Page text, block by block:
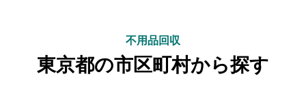
不用品回収
東京都の市区町村から探す